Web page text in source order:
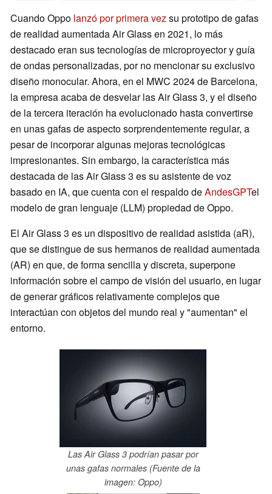
Cuando Oppo lanzó por primera vezsu prototipo de gafas
de realidad aumentada Air Glass en 2021, lo más
destacado eran sus tecnologías de microproyector y guía
de ondas personalizadas, por no mencionar su exclusivo
diseño monocular. Ahora, en el MWC 2024 de Barcelona,
la empresa acaba de desvelar las Air Glass 3, y el diseño
de la tercera iteración ha evolucionado hasta convertirse
en unas gafas de aspecto sorprendentemente regular, a
pesar de incorporar algunas mejoras tecnológicas
impresionantes. Sin embargo, la característica más
destacada de las Air Glass 3 es su asistente de voz
basado en IA, que cuenta con el respaldo deAndesGPTel
modelo de gran lenguaje (LLM) propiedad de Oppo.
El Air Glass 3 es un dispositivo de realidad asistida (aR),
que se distingue de sus hermanos de realidad aumentada
(AR) en que, de forma sencilla y discreta, superpone
información sobre el campo de visión del usuario, en lugar
de generar gráficos relativamente complejos que
interactúan con objetos del mundo real y "aumentan" el
entorno.
Las Air Glass 3 podrían pasar por
unas gafas normales (Fuente de la
imagen: Oppo)